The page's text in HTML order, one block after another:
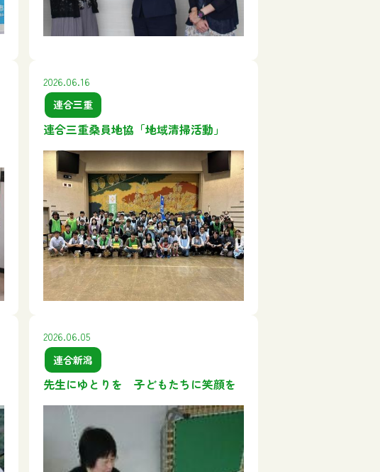
2026.06.16
連合三重
連合三重桑員地協「地域清掃活動」
2026.06.05
連合新潟
先生にゆとりを 子どもたちに笑顔を